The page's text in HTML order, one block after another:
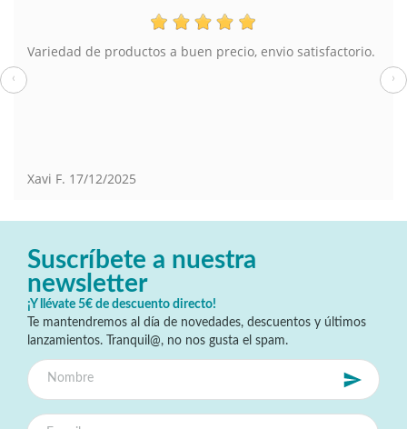
Variedad de productos a buen precio, envio satisfactorio.
Xavi F. 17/12/2025
‹ ›
Suscríbete a nuestra
newsletter
¡Y llévate 5€ de descuento directo!
Te mantendremos al día de novedades, descuentos y últimos
lanzamientos. Tranquil@, no nos gusta el spam.